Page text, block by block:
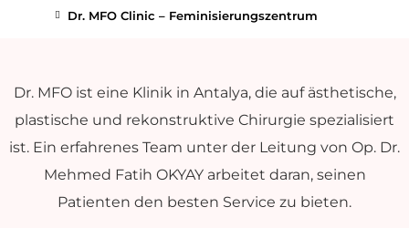
Dr. MFO Clinic – Feminisierungszentrum
Dr. MFO ist eine Klinik in Antalya, die auf ästhetische,
plastische und rekonstruktive Chirurgie spezialisiert
ist. Ein erfahrenes Team unter der Leitung von Op. Dr.
Mehmed Fatih OKYAY arbeitet daran, seinen
Patienten den besten Service zu bieten.